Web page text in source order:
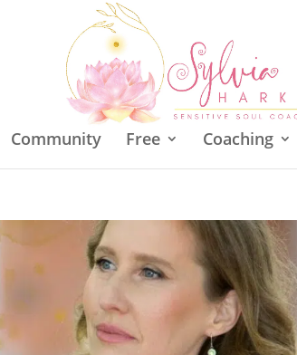
Community Free Coaching